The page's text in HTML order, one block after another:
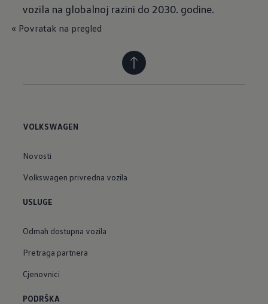
vozila na globalnoj razini do 2030. godine.
« Povratak na pregled
VOLKSWAGEN
Novosti
Volkswagen privredna vozila
USLUGE
Odmah dostupna vozila
Pretraga partnera
Cjenovnici
PODRŠKA